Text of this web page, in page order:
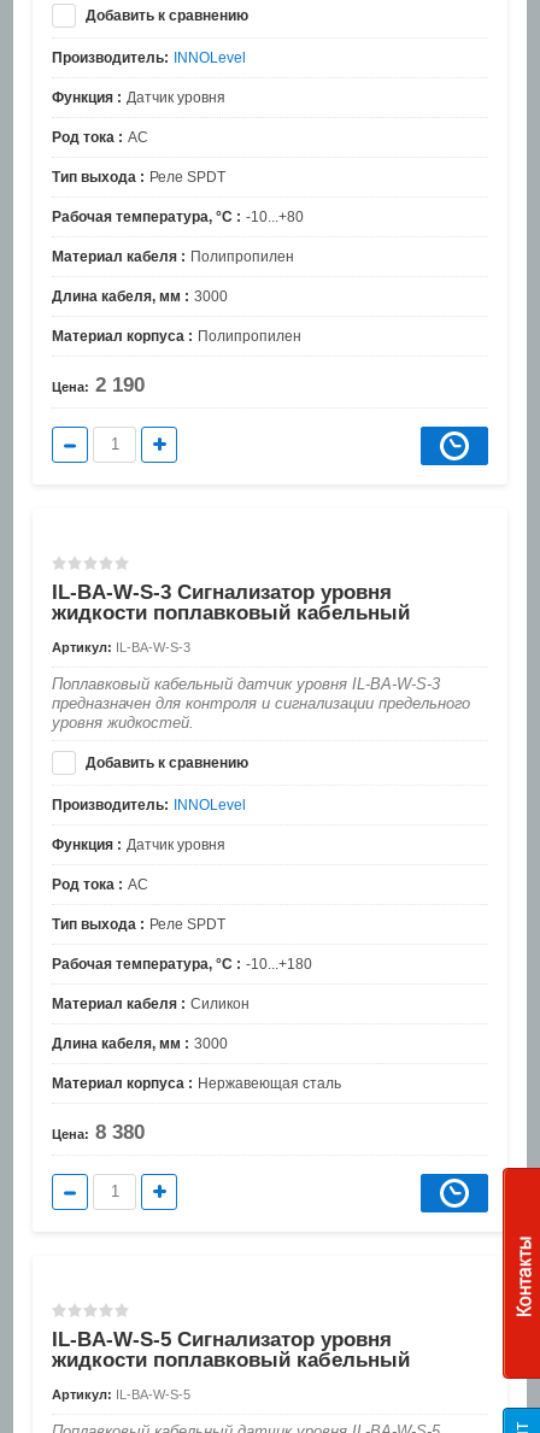
Добавить к сравнению
Производитель: INNOLevel
Функция : Датчик уровня
Род тока : AC
Тип выхода : Реле SPDT
Рабочая температура, °C : -10...+80
Материал кабеля : Полипропилен
Длина кабеля, мм : 3000
Материал корпуса : Полипропилен
Цена: 2 190
IL-BA-W-S-3 Сигнализатор уровня
жидкости поплавковый кабельный
Артикул: IL-BA-W-S-3
Поплавковый кабельный датчик уровня IL-BA-W-S-3
предназначен для контроля и сигнализации предельного
уровня жидкостей.
Добавить к сравнению
Производитель: INNOLevel
Функция : Датчик уровня
Род тока : AC
Тип выхода : Реле SPDT
Рабочая температура, °C : -10...+180
Материал кабеля : Силикон
Длина кабеля, мм : 3000
Материал корпуса : Нержавеющая сталь
Цена: 8 380
IL-BA-W-S-5 Сигнализатор уровня
жидкости поплавковый кабельный
Артикул: IL-BA-W-S-5